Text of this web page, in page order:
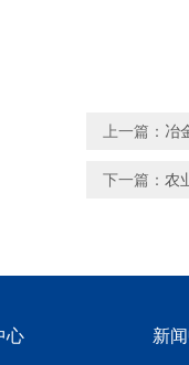
上一篇： 冶
下一篇： 农
心 新